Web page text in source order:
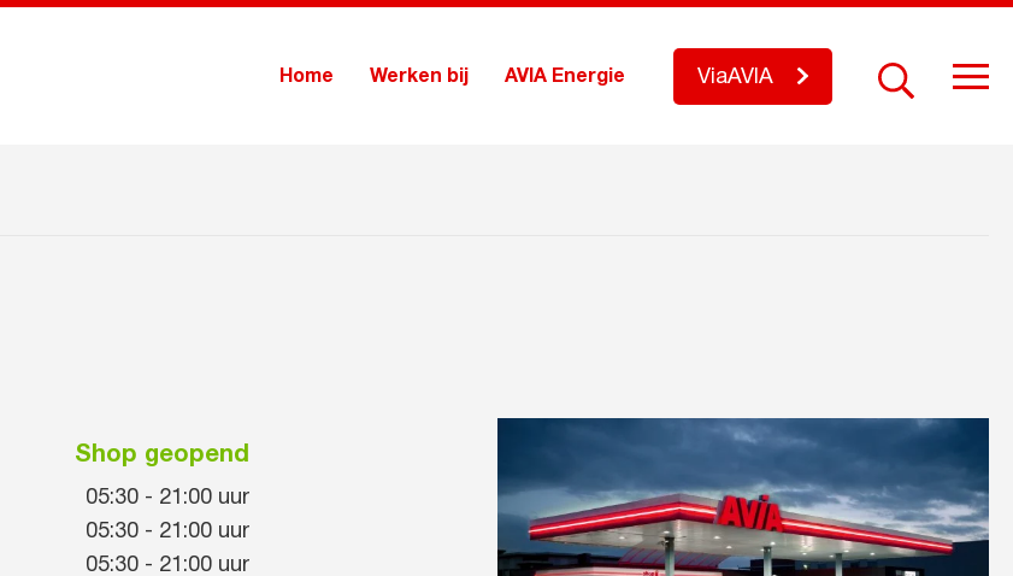
Home Werken bij AVIA Energie ViaAVIA
Shop geopend
05:30 - 21:00 uur
05:30 - 21:00 uur
05:30 - 21:00 uur